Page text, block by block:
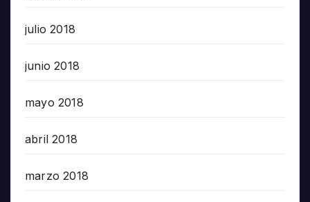
julio 2018
junio 2018
mayo 2018
abril 2018
marzo 2018